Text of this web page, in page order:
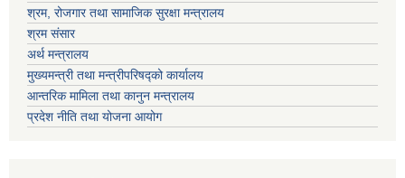
श्रम, रोजगार तथा सामाजिक सुरक्षा मन्त्रालय
श्रम संसार
अर्थ मन्त्रालय
मुख्यमन्त्री तथा मन्त्रीपरिषद्को कार्यालय
आन्तरिक मामिला तथा कानुन मन्त्रालय
प्रदेश नीति तथा योजना आयोग